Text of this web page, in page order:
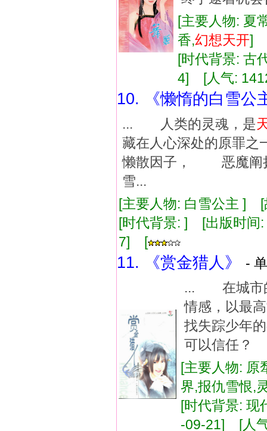
[主要人物: 夏
香,幻想天开]
[时代背景:
4] [人气:
10. 《懒惰的白雪公
... 人类的灵魂，是
藏在人心深处的原
懒散因子， 恶魔阐
雪...
[主要人物: 白雪公主 ]
[时代背景: ] [出版时
7] [
11. 《赏金猎人》
-
... 在城市
情感，以最
找失踪少年
可以信任？
[主要人物:
界,报仇雪恨,
[时代背景:
-09-21] [人